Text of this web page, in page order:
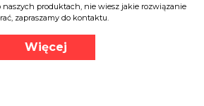
naszych produktach, nie wiesz jakie rozwiązanie
zapraszamy do kontaktu.
Więcej